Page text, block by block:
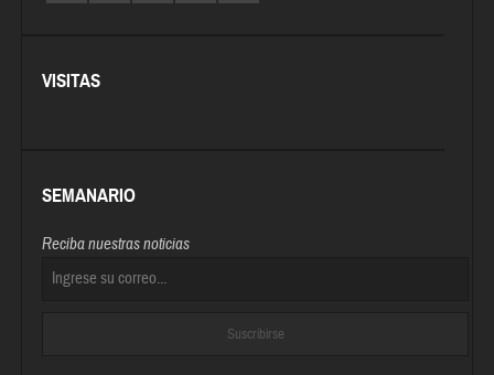
VISITAS
SEMANARIO
Reciba nuestras noticias